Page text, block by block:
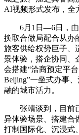
AI视频形式发布，全
6月1日—6日，由
换取合做局配合从办
旅客供给权势巨子、
景体验，搭企协同、
会搭建“洽商预定平
Beijing”一坐式办事
融的城市活力。
张靖谈到，目前已
异体验场景、搭建合
打制国际化、沉浸式